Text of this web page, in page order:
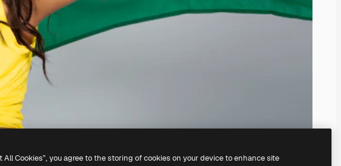
All Cookies”, you agree to the storing of cookies on your device to enhance site